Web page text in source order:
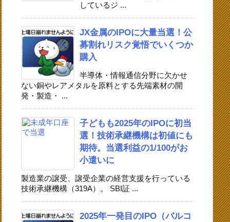
しているジ ...
JX金属のIPOに大量当選！公
募割れリスク覚悟でいくつか
購入
半導体・情報通信分野に欠かせ
ない銅やレアメタルを原料とする先端素材の開
発・製造・ ...
子どもも2025年のIPOに初当
選！技術承継機構は初値にも
期待。当選利益の1/100がお
小遣いに
製造業の譲受、譲受企業の経営支援を行っている
技術承継機構（319A）。 SBI証 ...
2025年一発目のIPO（バルコ